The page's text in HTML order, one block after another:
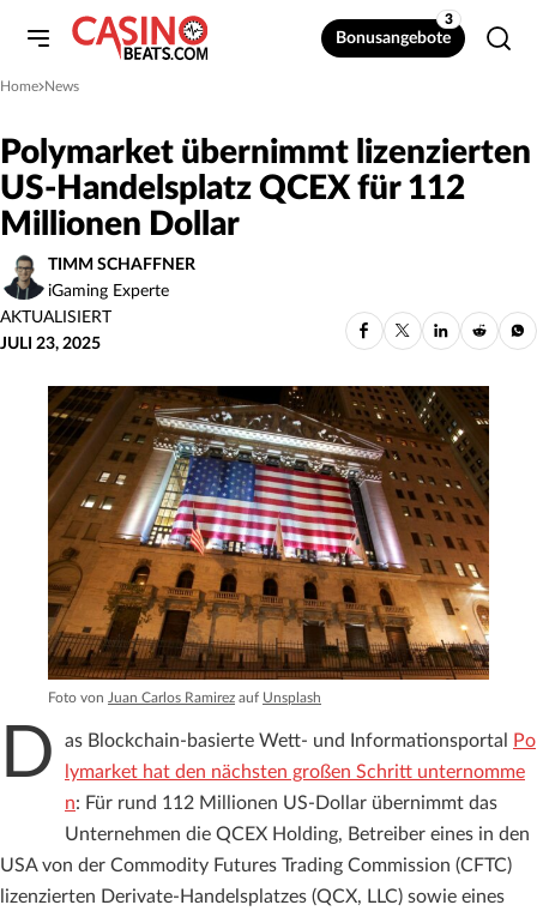
Bonusangebote
3
Home
»News
Polymarket übernimmt lizenzierten
US-Handelsplatz QCEX für 112
Millionen Dollar
TIMM SCHAFFNER
iGaming Experte
AKTUALISIERT
JULI 23, 2025
Foto von Juan Carlos Ramirez auf Unsplash
D as Blockchain-basierte Wett- und Informationsportal
Po
lymarket hat den nächsten großen Schritt unternomme
n: Für rund 112 Millionen US-Dollar übernimmt das
Unternehmen die QCEX Holding, Betreiber eines in den
USA von der Commodity Futures Trading Commission (CFTC)
lizenzierten Derivate-Handelsplatzes (QCX, LLC) sowie eines